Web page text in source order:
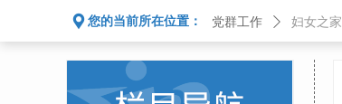
党群工作 ꄲ 妇女之家
您的当前所在位置：
끇